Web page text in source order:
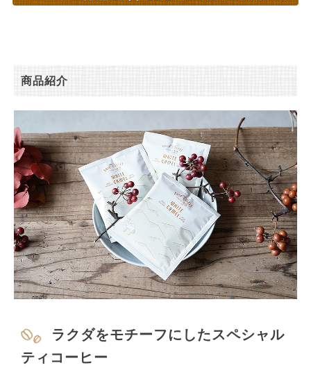
商品紹介
ラクダをモチーフにしたスペシャル
ティコーヒー